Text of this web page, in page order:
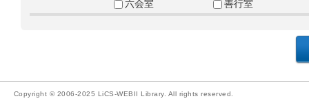
六会室
善行室
Copyright © 2006-2025 LiCS-WEBII Library. All rights reserved.